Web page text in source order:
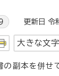
更新日 令
大きな文
の副本を併せ